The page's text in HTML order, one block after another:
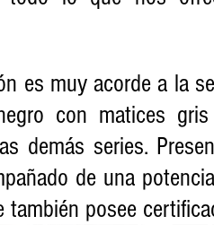
es muy acorde a la
con matices
demás series.
de una
también posee